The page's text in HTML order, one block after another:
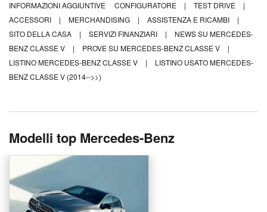
INFORMAZIONI AGGIUNTIVE CONFIGURATORE | TEST DRIVE
|
ACCESSORI
| MERCHANDISING | ASSISTENZA E RICAMBI
|
SITO DELLA CASA
| SERVIZI FINANZIARI |
NEWS SU MERCEDES-
BENZ CLASSE V
| PROVE SU MERCEDES-BENZ CLASSE V
|
LISTINO MERCEDES-BENZ CLASSE V
|
LISTINO USATO MERCEDES-
BENZ CLASSE V (2014-->>)
Modelli top Mercedes-Benz